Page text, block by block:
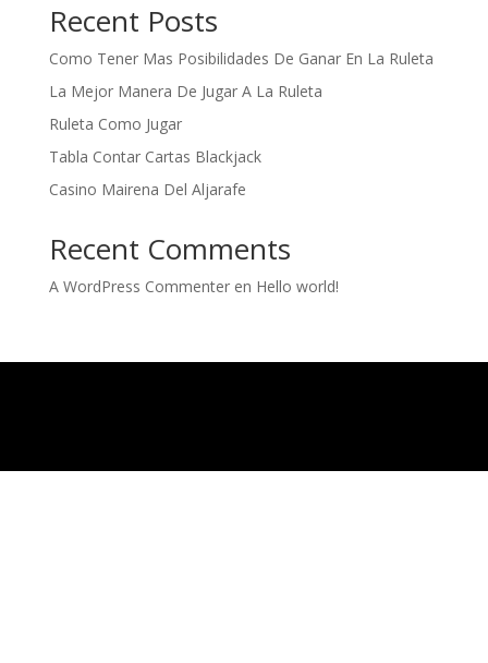
Recent Posts
Como Tener Mas Posibilidades De Ganar En La Ruleta
La Mejor Manera De Jugar A La Ruleta
Ruleta Como Jugar
Tabla Contar Cartas Blackjack
Casino Mairena Del Aljarafe
Recent Comments
A WordPress Commenteren Hello world!